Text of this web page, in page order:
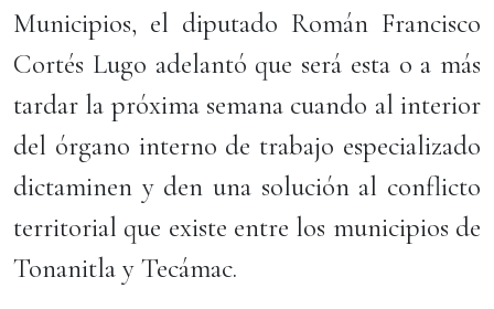
Municipios, el diputado Román Francisco
Cortés Lugo adelantó que será esta o a más
tardar la próxima semana cuando al interior
del órgano interno de trabajo especializado
dictaminen y den una solución al conflicto
territorial que existe entre los municipios de
Tonanitla y Tecámac.